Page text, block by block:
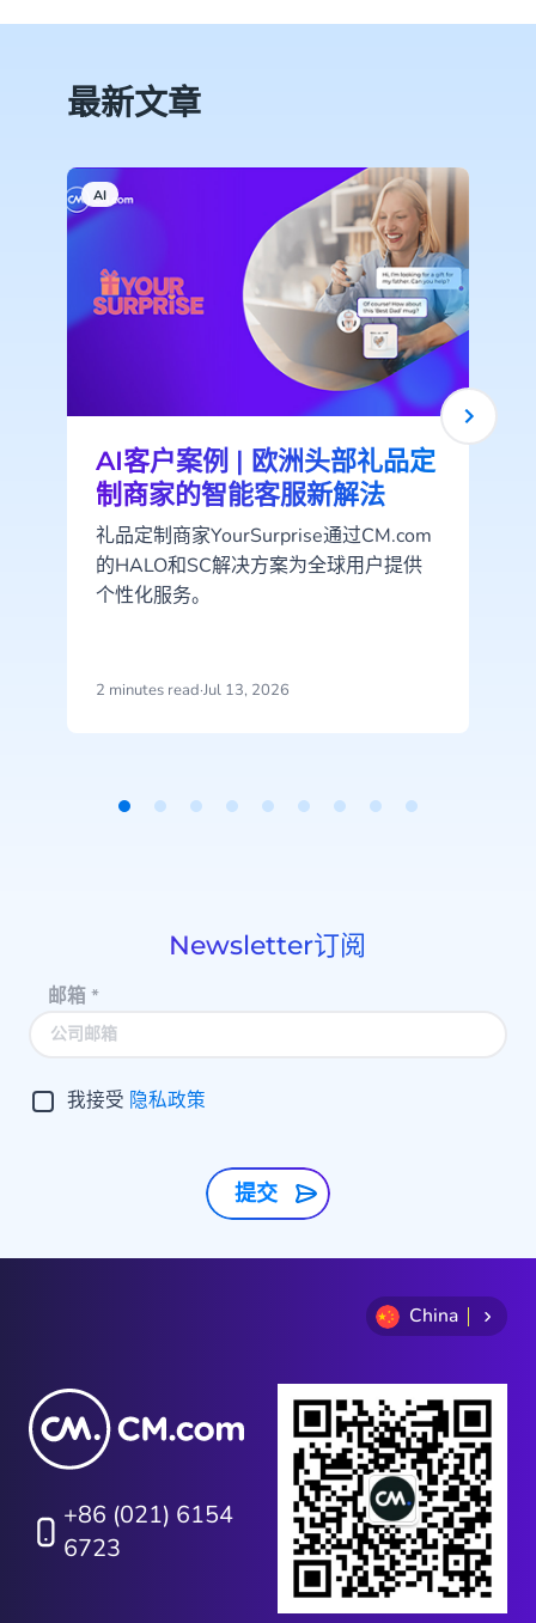
最新文章
AI
AI客户案例 | 欧洲头部礼品定
制商家的智能客服新解法
礼品定制商家YourSurprise通过CM.com
的HALO和SC解决方案为全球用户提供
个性化服务。
2 minutes read·Jul 13, 2026
Newsletter订阅
邮箱*
我接受 隐私政策
提交
China
+86 (021) 6154
6723